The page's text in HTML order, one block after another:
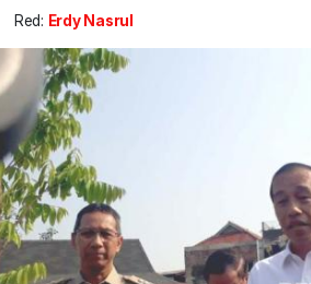
Red: Erdy Nasrul